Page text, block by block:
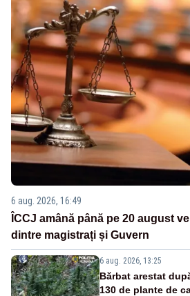
6 aug. 2026, 16:49
ÎCCJ amână până pe 20 august
dintre magistrați și Guvern
6 aug. 2026, 13:25
Bărbat arestat
130 de plante de